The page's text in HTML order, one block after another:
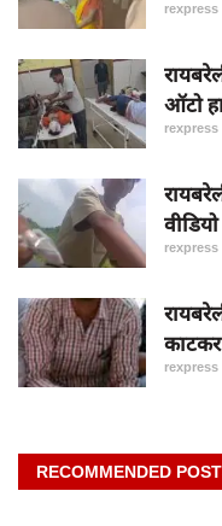
rexpress
ऑटो
rexpress
rexpress
काटकर
rexpress
RECOMMENDED